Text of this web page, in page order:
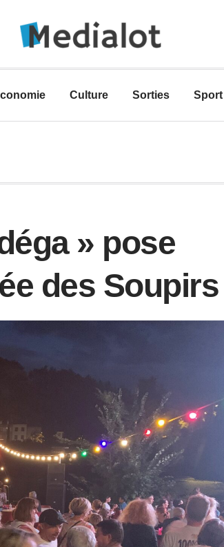
Culture Sorties Sport
» pose
des Soupirs